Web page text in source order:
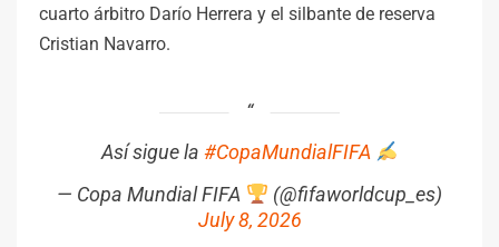
cuarto árbitro Darío Herrera y el silbante de reserva
Cristian Navarro.
Así sigue la #CopaMundialFIFA
— Copa Mundial FIFA
(@fifaworldcup_es)
July 8, 2026